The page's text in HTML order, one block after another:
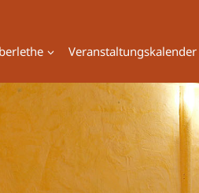
Veranstaltungskalender